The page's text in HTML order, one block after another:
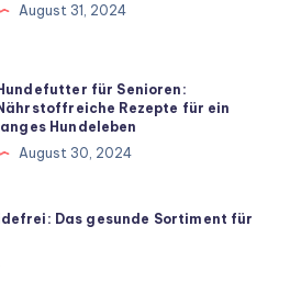
August 31, 2024
für Senioren:
Rezepte für ein
Hundeleben
August 30, 2024
Das gesunde Sortiment für